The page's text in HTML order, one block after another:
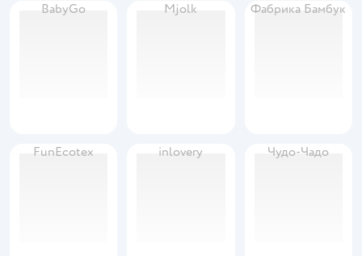
BabyGo Mjolk Фабрика Бамбук
FunEcotex inlovery Чудо-Чадо